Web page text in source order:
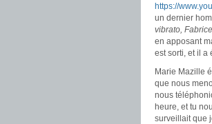
https://
un dernier
vibrato,
en apposant
est sorti, et il a
Marie Mazille
que nous
nous
heure, et tu
surveillait que